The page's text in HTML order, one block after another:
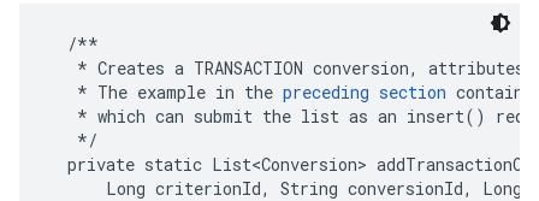
  /**
* Creates a TRANSACTION conversion, attributes
   * The example in the
preceding section contains
* which can submit the list as an insert()
   */
private static List<Conversion>
Long criterionId, String conversionId, Long